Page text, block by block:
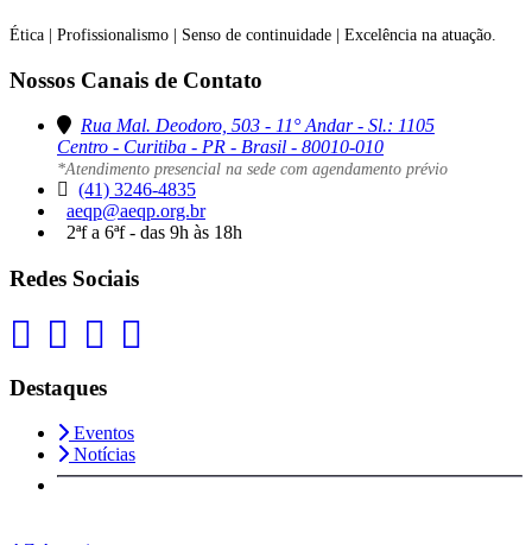
Ética | Profissionalismo | Senso de continuidade | Excelência na atuação.
Nossos Canais de Contato
Rua Mal. Deodoro, 503 - 11° Andar - Sl.: 1105
Centro - Curitiba - PR - Brasil - 80010-010
*Atendimento presencial na sede com agendamento prévio
(41) 3246-4835
aeqp@aeqp.org.br
2ªf a 6ªf - das 9h às 18h
Redes Sociais
Destaques
Eventos
Notícias